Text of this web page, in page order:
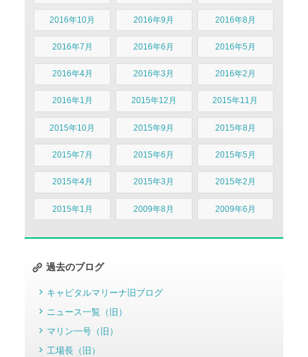
2016年10月 2016年9月 2016年8月
2016年7月 2016年6月 2016年5月
2016年4月 2016年3月 2016年2月
2016年1月 2015年12月 2015年11月
2015年10月 2015年9月 2015年8月
2015年7月 2015年6月 2015年5月
2015年4月 2015年3月 2015年2月
2015年1月 2009年8月 2009年6月
過去のブログ
キャピタルマリーナ旧ブログ
ニュース一覧（旧）
マリン一号（旧）
工場長（旧）